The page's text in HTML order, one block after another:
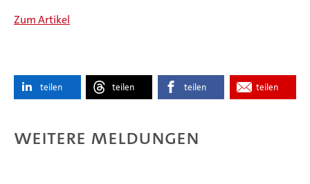
Zum Artikel
teilen teilen teilen teilen
Weitere Meldungen